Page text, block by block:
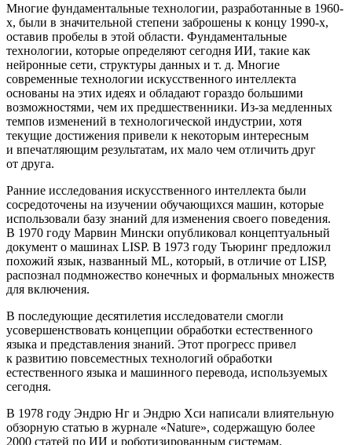
Многие фундаментальные технологии, разработанные в 1960-
х, были в значительной степени заброшены к концу 1990-х,
оставив пробелы в этой области. Фундаментальные
технологии, которые определяют сегодня ИИ, такие как
нейронные сети, структуры данных и т. д. Многие
современные технологии искусственного интеллекта
основаны на этих идеях и обладают гораздо большими
возможностями, чем их предшественники. Из-за медленных
темпов изменений в технологической индустрии, хотя
текущие достижения привели к некоторым интересным
и впечатляющим результатам, их мало чем отличить друг
от друга.
Ранние исследования искусственного интеллекта были
сосредоточены на изучении обучающихся машин, которые
использовали базу знаний для изменения своего поведения.
В 1970 году Марвин Мински опубликовал концептуальный
документ о машинах LISP. В 1973 году Тьюринг предложил
похожий язык, названный ML, который, в отличие от LISP,
распознал подмножество конечных и формальных множеств
для включения.
В последующие десятилетия исследователи смогли
усовершенствовать концепции обработки естественного
языка и представления знаний. Этот прогресс привел
к развитию повсеместных технологий обработки
естественного языка и машинного перевода, используемых
сегодня.
В 1978 году Эндрю Нг и Эндрю Хси написали влиятельную
обзорную статью в журнале «Nature», содержащую более
2000 статей по ИИ и роботизированным системам.